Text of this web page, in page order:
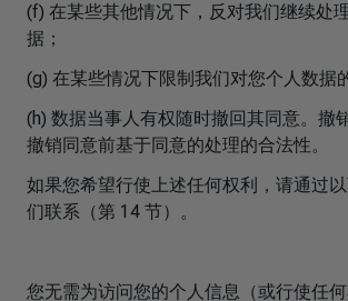
(f) 在某些其他情况下，反对我们继续处
据；
(g) 在某些情况下限制我们对您个人数据
(h) 数据当事人有权随时撤回其同意。撤
撤销同意前基于同意的处理的合法性。
如果您希望行使上述任何权利，请通过
们联系（第 14 节）。
您无需为访问您的个人信息（或行使任